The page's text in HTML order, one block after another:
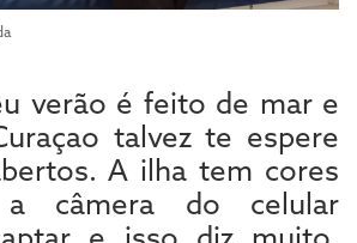
verão é feito de mar e
talvez te espere
A ilha tem cores
câmera do celular